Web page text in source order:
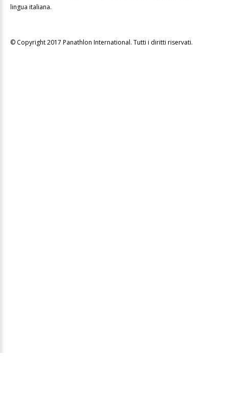
lingua italiana.
© Copyright 2017 Panathlon International. Tutti i diritti riservati.